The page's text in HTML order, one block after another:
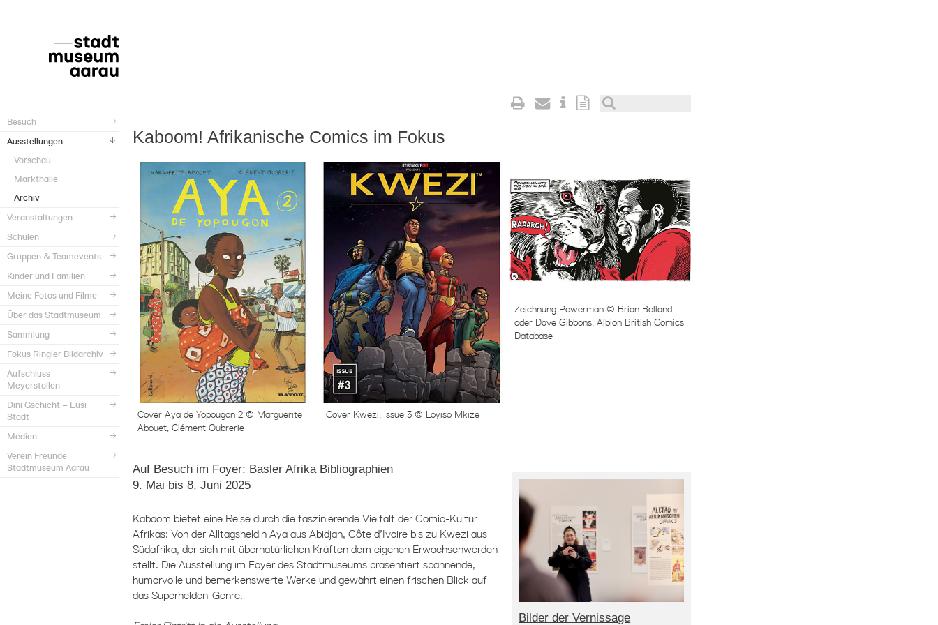
Besuch
Ausstellungen
Vorschau
Markthalle
Archiv
Veranstaltungen
Schulen
Gruppen & Teamevents
Kinder und Familien
Meine Fotos und Filme
Über das Stadtmuseum
Sammlung
Fokus Ringier Bildarchiv
Aufschluss
Meyerstollen
Dini Gschicht – Eusi
Stadt
Medien
Verein Freunde
Stadtmuseum Aarau
Kaboom! Afrikanische Comics im Fokus
Cover Aya de Yopougon 2 © Marguerite
Abouet, Clément Oubrerie
Cover Kwezi, Issue 3 © Loyiso Mkize
Zeichnung Powerman © Brian Bolland
oder Dave Gibbons. Albion British Comics
Database
Auf Besuch im Foyer: Basler Afrika Bibliographien
9. Mai bis 8. Juni 2025
Kaboom bietet eine Reise durch die faszinierende Vielfalt der Comic-Kultur
Afrikas: Von der Alltagsheldin Aya aus Abidjan, Côte d’Ivoire bis zu Kwezi aus
Südafrika, der sich mit übernatürlichen Kräften dem eigenen Erwachsenwerden
stellt. Die Ausstellung im Foyer des Stadtmuseums präsentiert spannende,
humorvolle und bemerkenswerte Werke und gewährt einen frischen Blick auf
das Superhelden-Genre.
Bilder der Vernissage